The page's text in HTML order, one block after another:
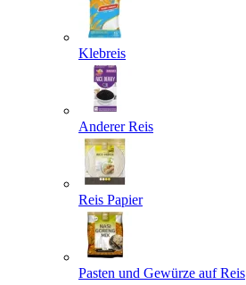
Klebreis
Anderer Reis
Reis Papier
Pasten und Gewürze auf Reis